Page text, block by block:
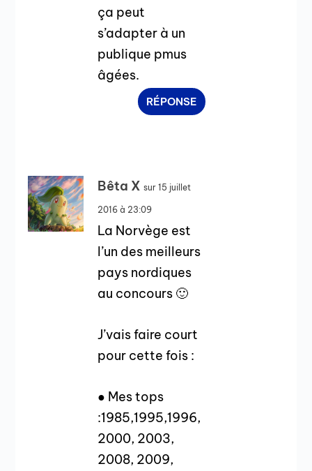
ça peut
s’adapter à un
publique pmus
âgées.
RÉPONSE
Bêta X sur 15 juillet
2016 à 23:09
La Norvège est
l’un des meilleurs
pays nordiques
au concours 🙂
J’vais faire court
pour cette fois :
● Mes tops
:1985,1995,1996,
2000, 2003,
2008, 2009,